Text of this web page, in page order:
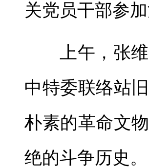
关党员干部参加
上午，张
中特委联络站
朴素的革命文
绝的斗争历史。